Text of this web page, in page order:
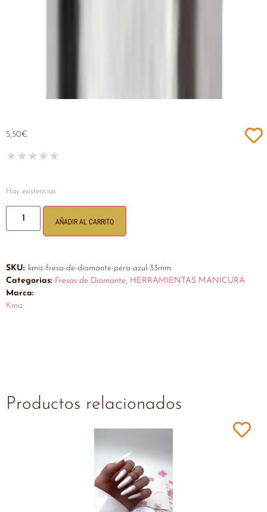
5,50€
★★★★★
Hay existencias
AÑADIR AL CARRITO
SKU: kmiz-fresa-de-diamante-pera-azul-33mm
Categorías: Fresas de Diamante, HERRAMIENTAS MANICURA
Marca:
Kmiz
Productos relacionados